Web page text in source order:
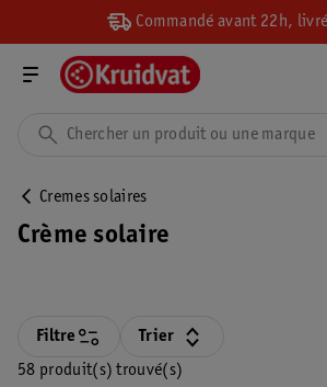
Commandé avant 22h,
Cremes solaires
Crème solaire
58 produit(s) trouvé(s)
Filtre Trier